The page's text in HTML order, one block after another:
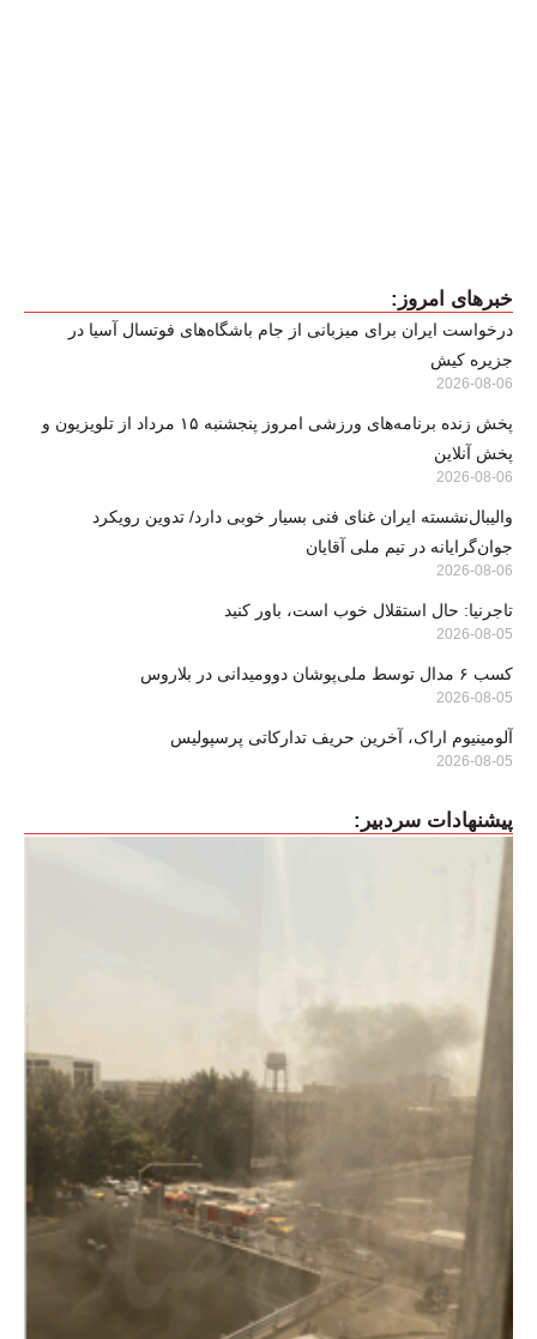
خبرهای امروز:
درخواست ایران برای میزبانی از جام باشگاه‌های فوتسال آسیا در
جزیره کیش
2026-08-06
پخش زنده برنامه‌های ورزشی امروز پنجشنبه ۱۵ مرداد از تلویزیون و
پخش آنلاین
2026-08-06
والیبال‌نشسته ایران غنای فنی بسیار خوبی دارد/ تدوین رویکرد
جوان‌گرایانه در تیم ملی آقایان
2026-08-06
تاجرنیا: حال استقلال خوب است، باور کنید
2026-08-05
کسب ۶ مدال توسط ملی‌پوشان دوومیدانی در بلاروس
2026-08-05
آلومینیوم اراک، آخرین حریف تدارکاتی پرسپولیس
2026-08-05
پیشنهادات سردبیر: